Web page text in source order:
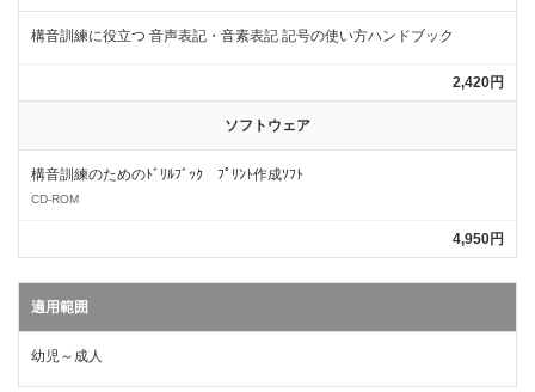
構音訓練に役立つ 音声表記・音素表記 記号の使い方ハンドブック
2,420円
ソフトウェア
構音訓練のためのﾄﾞﾘﾙﾌﾞｯｸ ﾌﾟﾘﾝﾄ作成ｿﾌﾄ
CD-ROM
4,950円
適用範囲
幼児～成人